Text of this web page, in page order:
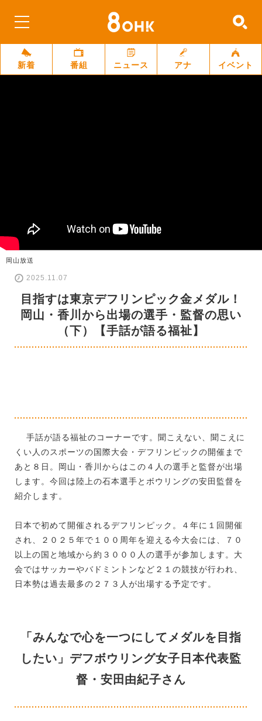
新着 番組 ニュース アナ イベント
岡山放送
2025.11.07
目指すは東京デフリンピック金メダル！
岡山・香川から出場の選手・監督の思い
（下）【手話が語る福祉】
手話が語る福祉のコーナーです。聞こえない、聞こえに
くい人のスポーツの国際大会・デフリンピックの開催まで
あと８日。岡山・香川からはこの４人の選手と監督が出場
します。今回は陸上の石本選手とボウリングの安田監督を
紹介します。
日本で初めて開催されるデフリンピック。４年に１回開催
され、２０２５年で１００周年を迎える今大会には、７０
以上の国と地域から約３０００人の選手が参加します。大
会ではサッカーやバドミントンなど２１の競技が行われ、
日本勢は過去最多の２７３人が出場する予定です。
「みんなで心を一つにしてメダルを目指
したい」デフボウリング女子日本代表監
督・安田由紀子さん